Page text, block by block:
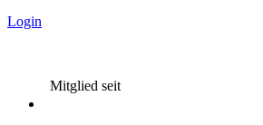
Login
Mitglied seit